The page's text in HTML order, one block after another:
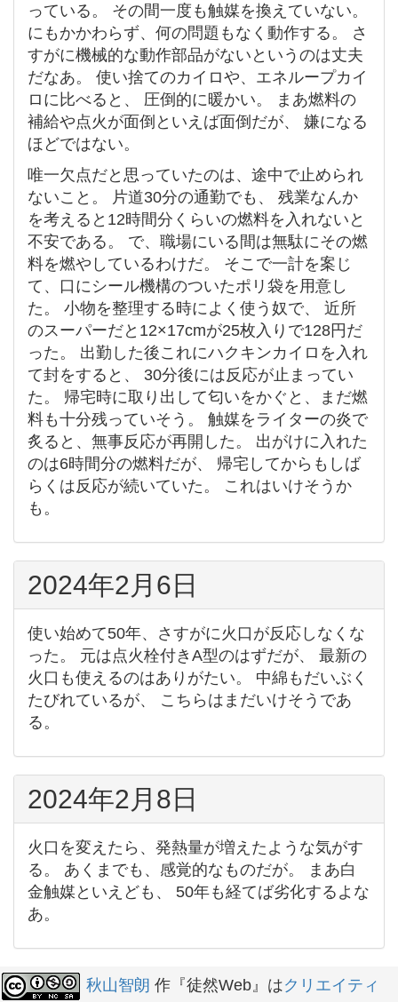
っている。 その間一度も触媒を換えていない。
にもかかわらず、何の問題もなく動作する。 さ
すがに機械的な動作部品がないというのは丈夫
だなあ。 使い捨てのカイロや、エネループカイ
ロに比べると、 圧倒的に暖かい。 まあ燃料の
補給や点火が面倒といえば面倒だが、 嫌になる
ほどではない。
唯一欠点だと思っていたのは、途中で止められ
ないこと。 片道30分の通勤でも、 残業なんか
を考えると12時間分くらいの燃料を入れないと
不安である。 で、職場にいる間は無駄にその燃
料を燃やしているわけだ。 そこで一計を案じ
て、口にシール機構のついたポリ袋を用意し
た。 小物を整理する時によく使う奴で、 近所
のスーパーだと12×17cmが25枚入りで128円だ
った。 出勤した後これにハクキンカイロを入れ
て封をすると、 30分後には反応が止まってい
た。 帰宅時に取り出して匂いをかぐと、まだ燃
料も十分残っていそう。 触媒をライターの炎で
炙ると、無事反応が再開した。 出がけに入れた
のは6時間分の燃料だが、 帰宅してからもしば
らくは反応が続いていた。 これはいけそうか
も。
2024年2月6日
使い始めて50年、さすがに火口が反応しなくな
った。 元は点火栓付きA型のはずだが、 最新の
火口も使えるのはありがたい。 中綿もだいぶく
たびれているが、 こちらはまだいけそうであ
る。
2024年2月8日
火口を変えたら、発熱量が増えたような気がす
る。 あくまでも、感覚的なものだが。 まあ白
金触媒といえども、 50年も経てば劣化するよな
あ。
秋山智朗 作『徒然Web』はクリエイティ